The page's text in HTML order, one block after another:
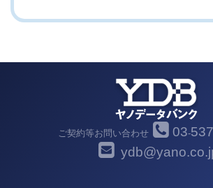
ご契約等お問い合わせ 03-